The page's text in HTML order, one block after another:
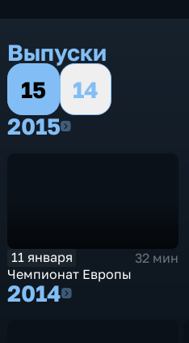
Выпуски
15
14
20152015
11 января
32 мин
Чемпионат Европы
20142014